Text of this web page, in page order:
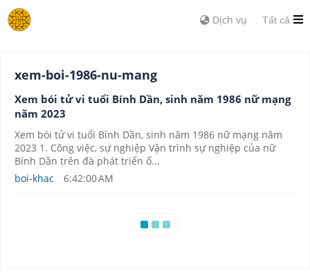
Dịch vụ Tất cả
xem-boi-1986-nu-mang
Xem bói tử vi tuổi Bính Dần, sinh năm 1986 nữ mạng
năm 2023
Xem bói tử vi tuổi Bính Dần, sinh năm 1986 nữ mạng năm
2023 1. Công việc, sự nghiệp Vận trình sự nghiệp của nữ
Bính Dần trên đà phát triển ổ...
boi-khac
6:42:00 AM